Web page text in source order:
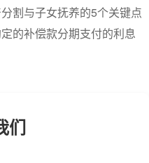
割与子女抚养的5个关键点
的补偿款分期支付的利息
们